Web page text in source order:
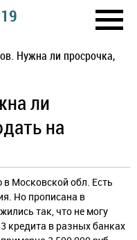
Нужна ли просрочка,
ли
на
Московской обл. Есть
Но прописана в
так, что не могу
кредита в разных банках